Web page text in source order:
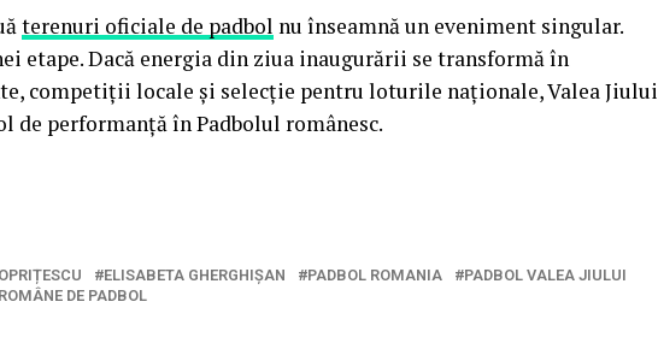
terenuri oficiale de padbol nu înseamnă un eveniment singular.
etape. Dacă energia din ziua inaugurării se transformă în
competiții locale și selecție pentru loturile naționale, Valea Jiului
de performanță în Padbolul românesc.
ELISABETA GHERGHIȘAN PADBOL ROMANIA
PADBOL VALEA JIULUI
DE PADBOL